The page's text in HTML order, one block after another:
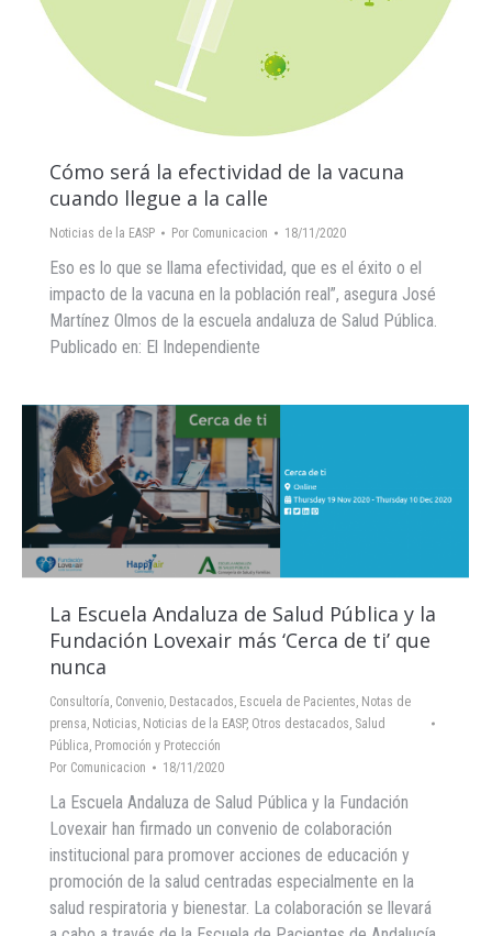
Cómo será la efectividad de la vacuna
cuando llegue a la calle
Noticias de la EASP Por Comunicacion 18/11/2020
Eso es lo que se llama efectividad, que es el éxito o el
impacto de la vacuna en la población real”, asegura José
Martínez Olmos de la escuela andaluza de Salud Pública.
Publicado en: El Independiente
La Escuela Andaluza de Salud Pública y la
Fundación Lovexair más ‘Cerca de ti’ que
nunca
Consultoría, Convenio, Destacados, Escuela de Pacientes, Notas de
prensa, Noticias, Noticias de la EASP, Otros destacados, Salud
Pública, Promoción y Protección
Por Comunicacion 18/11/2020
La Escuela Andaluza de Salud Pública y la Fundación
Lovexair han firmado un convenio de colaboración
institucional para promover acciones de educación y
promoción de la salud centradas especialmente en la
salud respiratoria y bienestar. La colaboración se llevará